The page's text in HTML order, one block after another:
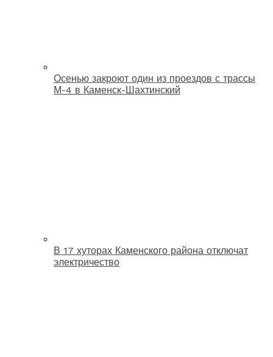
Осенью закроют один из проездов с трассы
М-4 в Каменск-Шахтинский
В 17 хуторах Каменского района отключат
электричество